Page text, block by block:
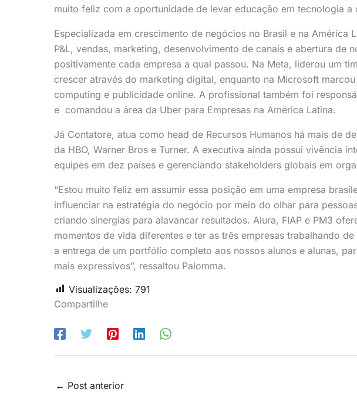
muito feliz com a oportunidade de levar educação em tecnologia a
Especializada em crescimento de negócios no Brasil e na América
P&L, vendas, marketing, desenvolvimento de canais e abertura de
positivamente cada empresa a qual passou. Na Meta, liderou um
crescer através do marketing digital, enquanto na Microsoft
computing e publicidade online. A profissional também foi
e comandou a área da Uber para Empresas na América Latina.
Já Contatore, atua como head de Recursos Humanos há mais de
da HBO, Warner Bros e Turner. A executiva ainda possui vivência
equipes em dez países e gerenciando stakeholders globais em
“Estou muito feliz em assumir essa posição em uma empresa
influenciar na estratégia do negócio por meio do olhar para
criando sinergias para alavancar resultados. Alura, FIAP e PM3
momentos de vida diferentes e ter as três empresas trabalhando
a entrega de um portfólio completo aos nossos alunos e alunas,
mais expressivos”, ressaltou Palomma.
Visualizações: 791
Compartilhe
← Post anterior